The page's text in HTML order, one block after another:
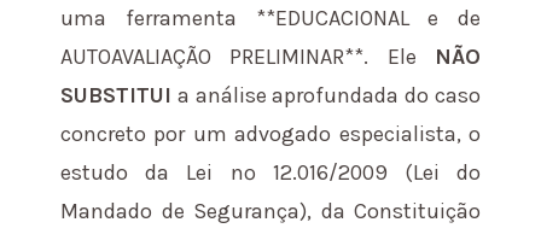
uma ferramenta **EDUCACIONAL e de
AUTOAVALIAÇÃO PRELIMINAR**. Ele NÃO
SUBSTITUI a análise aprofundada do caso
concreto por um advogado especialista, o
estudo da Lei nº 12.016/2009 (Lei do
Mandado de Segurança), da Constituição